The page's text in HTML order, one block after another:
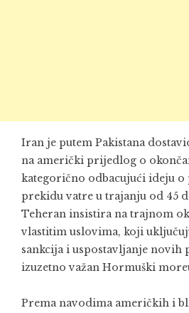
Iran je putem Pakistana
na američki prijedlog o
kategorično odbacujući ideju
prekidu vatre u trajanju od 45
Teheran insistira na trajnom
vlastitim uslovima, koji
sankcija i uspostavljanje novih
izuzetno važan Hormuški
Prema navodima američkih i